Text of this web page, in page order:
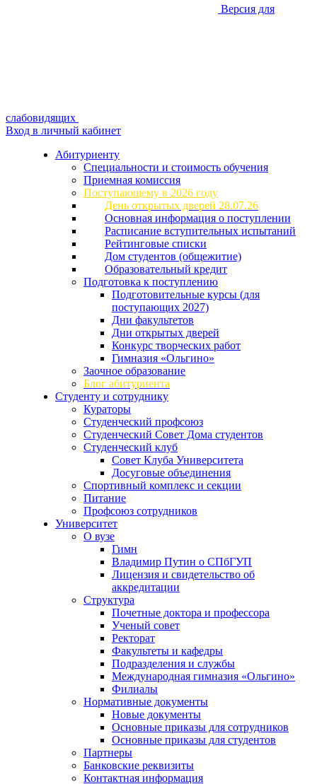
Версия для
слабовидящих
Вход в личный кабинет
Абитуриенту
Специальности и стоимость обучения
Приемная комиссия
Поступающему в 2026 году
День открытых дверей 28.07.26
Основная информация о поступлении
Расписание вступительных испытаний
Рейтинговые списки
Дом студентов (общежитие)
Образовательный кредит
Подготовка к поступлению
Подготовительные курсы (для
поступающих 2027)
Дни факультетов
Дни открытых дверей
Конкурс творческих работ
Гимназия «Ольгино»
Заочное образование
Блог абитуриента
Студенту и сотруднику
Кураторы
Студенческий профсоюз
Студенческий Совет Дома студентов
Студенческий клуб
Совет Клуба Университета
Досуговые объединения
Спортивный комплекс и секции
Питание
Профсоюз сотрудников
Университет
О вузе
Гимн
Владимир Путин о СПбГУП
Лицензия и свидетельство об
аккредитации
Структура
Почетные доктора и профессора
Ученый совет
Ректорат
Факультеты и кафедры
Подразделения и службы
Международная гимназия «Ольгино»
Филиалы
Нормативные документы
Новые документы
Основные приказы для сотрудников
Основные приказы для студентов
Партнеры
Банковские реквизиты
Контактная информация